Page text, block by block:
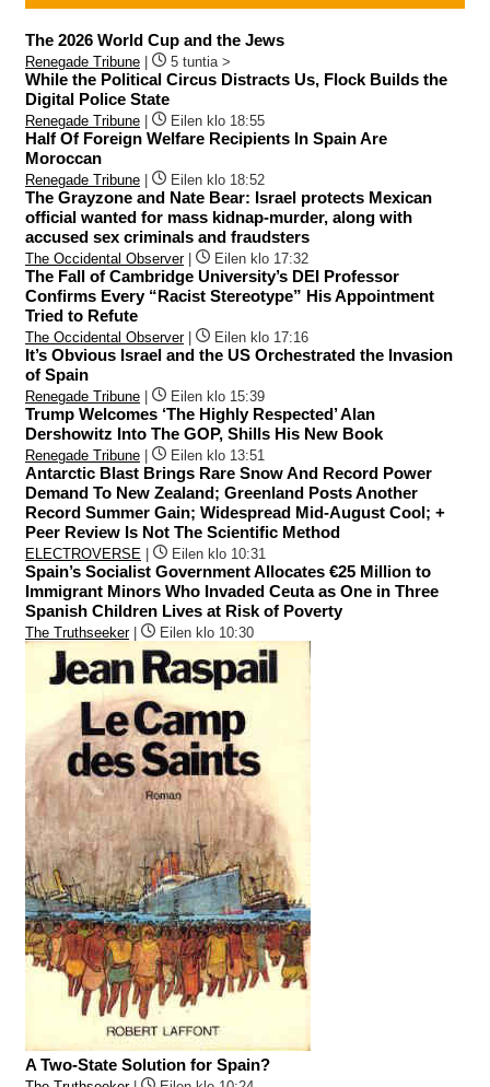
The 2026 World Cup and the Jews
Renegade Tribune 5 tuntia >
While the Political Circus Distracts Us, Flock Builds the
Digital Police State
Renegade Tribune Eilen klo 18:55
Half Of Foreign Welfare Recipients In Spain Are
Moroccan
Renegade Tribune Eilen klo 18:52
The Grayzone and Nate Bear: Israel protects Mexican
official wanted for mass kidnap-murder, along with
accused sex criminals and fraudsters
The Occidental Observer| Eilen klo 17:32
The Fall of Cambridge University’s DEI Professor
Confirms Every “Racist Stereotype” His Appointment
Tried to Refute
The Occidental Observer| Eilen klo 17:16
It’s Obvious Israel and the US Orchestrated the Invasion
of Spain
Renegade Tribune Eilen klo 15:39
Trump Welcomes ‘The Highly Respected’ Alan
Dershowitz Into The GOP, Shills His New Book
Renegade Tribune Eilen klo 13:51
Antarctic Blast Brings Rare Snow And Record Power
Demand To New Zealand; Greenland Posts Another
Record Summer Gain; Widespread Mid-August Cool; +
Peer Review Is Not The Scientific Method
ELECTROVERSE Eilen klo 10:31
Spain’s Socialist Government Allocates €25 Million to
Immigrant Minors Who Invaded Ceuta as One in Three
Spanish Children Lives at Risk of Poverty
The Truthseeker| Eilen klo 10:30
A Two-State Solution for Spain?